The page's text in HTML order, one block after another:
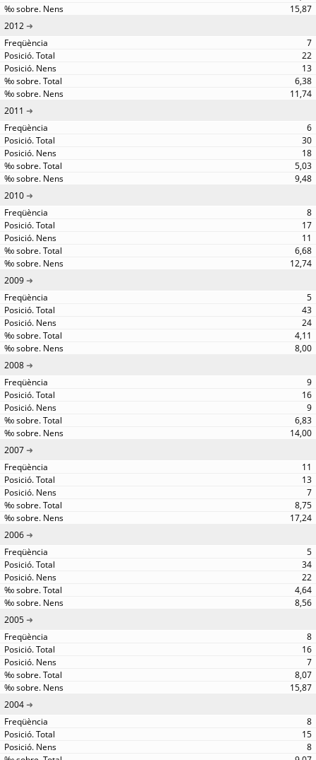
15,87
2012
7
22
13
6,38
11,74
2011
6
30
18
5,03
9,48
2010
8
17
11
6,68
12,74
2009
5
43
24
4,11
8,00
2008
9
16
9
6,83
14,00
2007
11
13
7
8,75
17,24
2006
5
34
22
4,64
8,56
2005
8
16
7
8,07
15,87
2004
8
15
8